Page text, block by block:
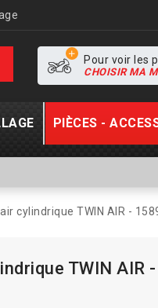
Pour voir les
CHOISIR MA
PIÈCES -
cylindrique TWIN AIR -
TWIN AIR